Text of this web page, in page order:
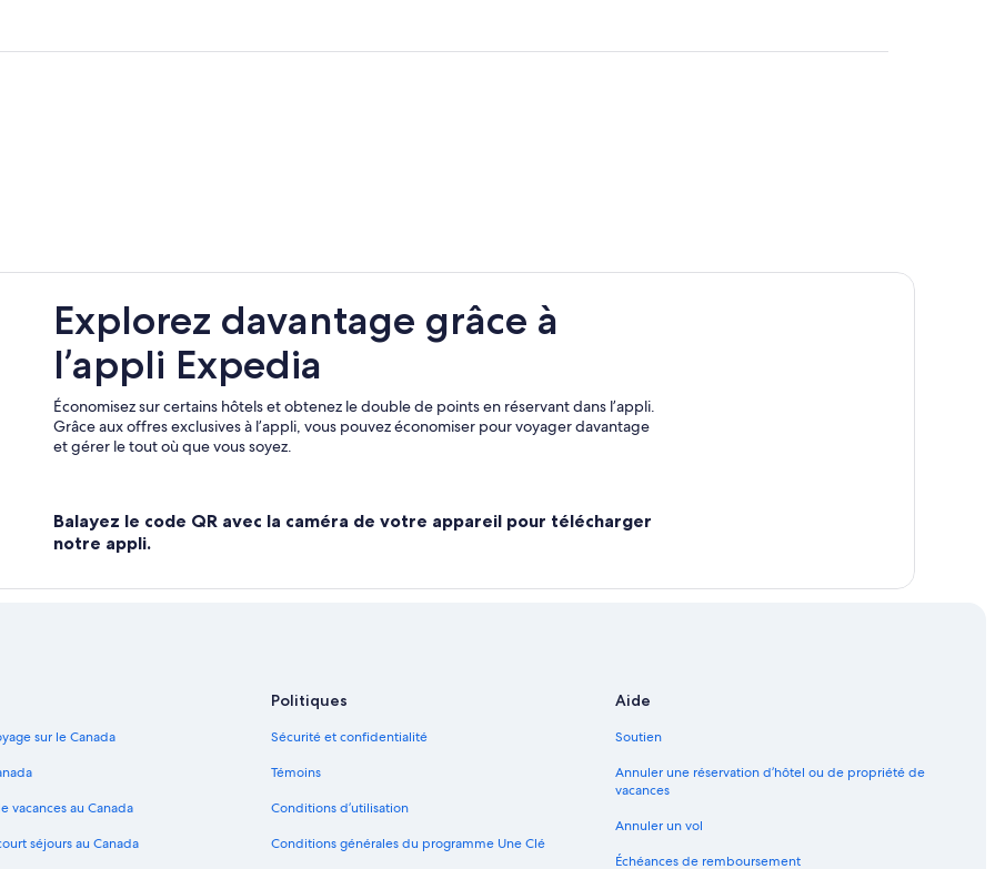
Cold Lake Marina – Hôtels à proximité
Explorez davantage grâce à
l’appli Expedia
Économisez sur certains hôtels et obtenez le double de points en réservant dans l’appli.
Grâce aux offres exclusives à l’appli, vous pouvez économiser pour voyager davantage
et gérer le tout où que vous soyez.
Balayez le code QR avec la caméra de votre appareil pour télécharger
notre appli.
sur le Canada
vacances au Canada
séjours au Canada
Politiques
Sécurité et confidentialité
Témoins
Conditions d’utilisation
Conditions générales du programme Une Clé
Aide
Soutien
Annuler une réservation d’hôtel ou de propriété de
vacances
Annuler un vol
Échéances de remboursement